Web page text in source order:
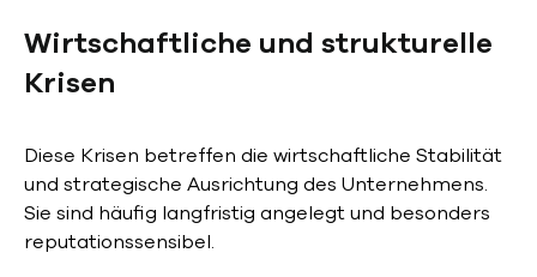
Wirtschaftliche und strukturelle
Krisen
Diese Krisen betreffen die wirtschaftliche Stabilität
und strategische Ausrichtung des Unternehmens.
Sie sind häufig langfristig angelegt und besonders
reputationssensibel.